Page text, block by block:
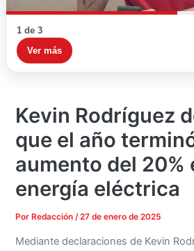
1 de 3
Ver más
Kevin Rodríguez
que el año
aumento del 20%
energía eléctrica
PorRedacción /27 de enero de 2025
Mediante declaraciones de Kevin